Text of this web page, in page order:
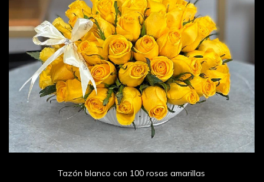
Tazón blanco con 100 rosas amarillas